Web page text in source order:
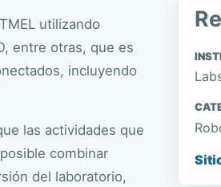
utilizando
entre otras, que es
incluyendo
las actividades que
combinar
del laboratorio,